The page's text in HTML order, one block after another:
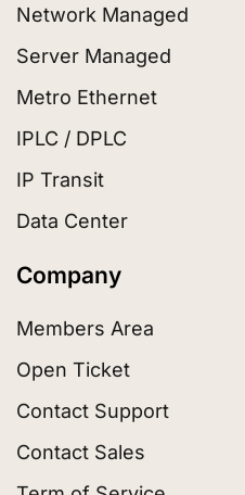
Network Managed
Server Managed
Metro Ethernet
IPLC / DPLC
IP Transit
Data Center
Company
Members Area
Open Ticket
Contact Support
Contact Sales